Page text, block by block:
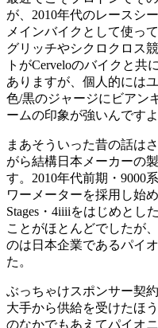
が、2010年代のレースシ
メインバイクとして使っ
グリッチやシクロクロス
トがCerveloのバイクと
ありますが、個人的には
色/黒のジャージにビアン
ームの印象が強いんですよ
まあそういった昔の話は
がら結構日本メーカーの
す。2010年代前期・9000
ワーメーターを採用し始
Stages・4iiiiをはじめとし
ことがほとんどでしたが
のは日本企業であるパイ
た。
ぶっちゃけスポンサー契
大手から供給を受けたほ
のなかでもあえてパイオ